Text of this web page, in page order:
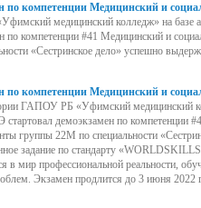
по компетенции Медицинский и
медицинский колледж» на базе
по компетенции #41 Медицинский и
«Сестринское дело» успешно
по компетенции Медицинский и
ГАПОУ РБ «Уфимский медицинский
демоэкзамен по компетенции
группы 22М по специальности
задание по стандарту
в мир профессиональной реальности,
Экзамен продлится до 3 июня 2022